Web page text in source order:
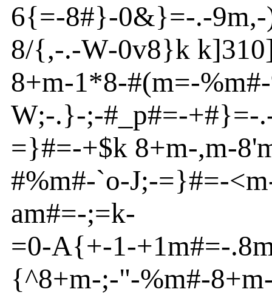
6{=-8#}-0&}=-.-9m,-
8/{,-.-W-0v8}k k]310
8+m-1*8-#(m=-%m#-
W;-.}-;-#_p#=-+#}=-
=}#=-+$k 8+m-,m-
#%m#-`o-J;-=}#=-<m
am#=-;=k-
=0-A{+-1-+1m#=-
{^8+m-;-"-%m#-8+m